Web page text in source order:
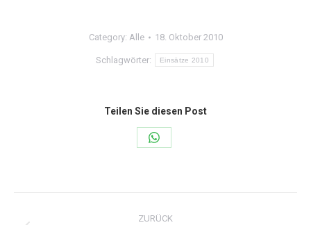
Category: Alle 18. Oktober 2010
Schlagwörter: Einsätze 2010
Teilen Sie diesen Post
Share
WhatsApp
Kommentarnavigation
ZURÜCK